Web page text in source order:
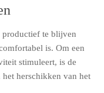
te blijven
is. Om een
stimuleert, is de
het herschikken van het